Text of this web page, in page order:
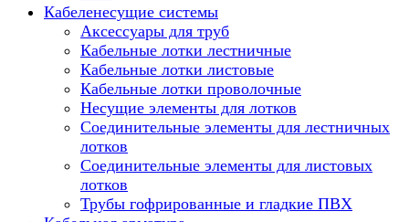
Кабеленесущие системы
Аксессуары для труб
Кабельные лотки лестничные
Кабельные лотки листовые
Кабельные лотки проволочные
Несущие элементы для лотков
Соединительные элементы для лестничных
лотков
Соединительные элементы для листовых
лотков
Трубы гофрированные и гладкие ПВХ